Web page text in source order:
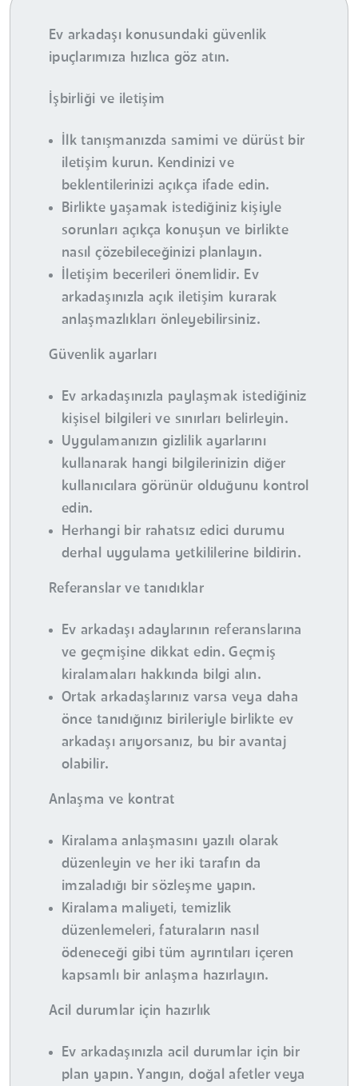
Ev arkadaşı konusundaki güvenlik
ipuçlarımıza hızlıca göz atın.
İşbirliği ve iletişim
İlk tanışmanızda samimi ve dürüst bir
iletişim kurun. Kendinizi ve
beklentilerinizi açıkça ifade edin.
Birlikte yaşamak istediğiniz kişiyle
sorunları açıkça konuşun ve birlikte
nasıl çözebileceğinizi planlayın.
İletişim becerileri önemlidir. Ev
arkadaşınızla açık iletişim kurarak
anlaşmazlıkları önleyebilirsiniz.
Güvenlik ayarları
Ev arkadaşınızla paylaşmak istediğiniz
kişisel bilgileri ve sınırları belirleyin.
Uygulamanızın gizlilik ayarlarını
kullanarak hangi bilgilerinizin diğer
kullanıcılara görünür olduğunu kontrol
edin.
Herhangi bir rahatsız edici durumu
derhal uygulama yetkililerine bildirin.
Referanslar ve tanıdıklar
Ev arkadaşı adaylarının referanslarına
ve geçmişine dikkat edin. Geçmiş
kiralamaları hakkında bilgi alın.
Ortak arkadaşlarınız varsa veya daha
önce tanıdığınız birileriyle birlikte ev
arkadaşı arıyorsanız, bu bir avantaj
olabilir.
Anlaşma ve kontrat
Kiralama anlaşmasını yazılı olarak
düzenleyin ve her iki tarafın da
imzaladığı bir sözleşme yapın.
Kiralama maliyeti, temizlik
düzenlemeleri, faturaların nasıl
ödeneceği gibi tüm ayrıntıları içeren
kapsamlı bir anlaşma hazırlayın.
Acil durumlar için hazırlık
Ev arkadaşınızla acil durumlar için bir
plan yapın. Yangın, doğal afetler veya